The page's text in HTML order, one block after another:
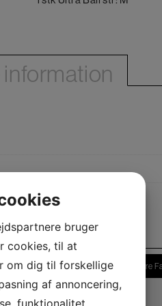
Flere
bruger
cookies, til at
om dig til forskellige
af annoncering,
funktionalitet,